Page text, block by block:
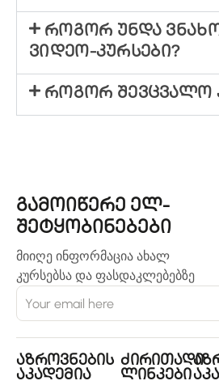
როგორ უნდა
ვიდეო-კურსები?
როგორ შევცვალო
გამოიწერე ელ-
შეტყობინებები
მიიღე ინფორმაცია ახალ
კურსებსა და ფასდაკლებებზე
აზროვნების
აკადემია
ძირითადი
ლინკები